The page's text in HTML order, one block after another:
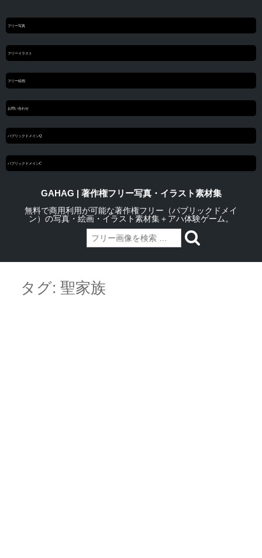
フリー写真
フリーイラスト
フリー絵画
お問い合わせ
パブリックドメインQ
パブリックドメインC
GAHAG | 著作権フリー写真・イラスト素材集
無料で商用利用が可能な著作権フリー（パブリックドメイ
ン）の写真・絵画・イラスト素材集＋アハ体験ゲーム。
contentタグ: 聖家族